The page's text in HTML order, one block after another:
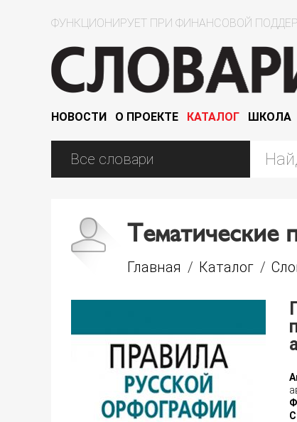
ФУНКЦИОНИРУЕТ ПРИ ФИНАНСОВОЙ
НОВОСТИ О ПРОЕКТЕ КАТАЛОГ ШКОЛА
Тематические
Главная / Каталог /